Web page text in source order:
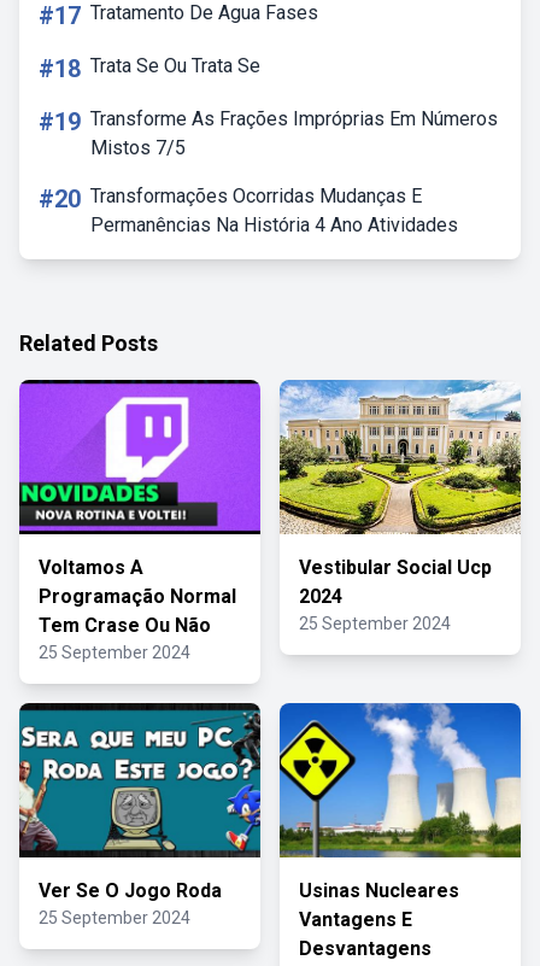
#17 Tratamento De Agua Fases
#18 Trata Se Ou Trata Se
#19 Transforme As Frações Impróprias Em Números
Mistos 7/5
#20 Transformações Ocorridas Mudanças E
Permanências Na História 4 Ano Atividades
Related Posts
Voltamos A
Programação Normal
Tem Crase Ou Não
25 September 2024
Vestibular Social Ucp
2024
25 September 2024
Ver Se O Jogo Roda
25 September 2024
Usinas Nucleares
Vantagens E
Desvantagens